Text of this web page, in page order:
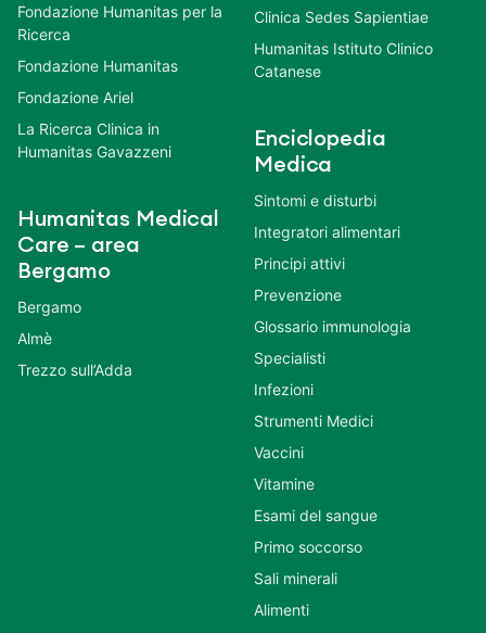
Fondazione Humanitas per la
Ricerca
Fondazione Humanitas
Fondazione Ariel
La Ricerca Clinica in
Humanitas Gavazzeni
Humanitas Medical
Care – area
Bergamo
Bergamo
Almè
Trezzo sull’Adda
Clinica Sedes Sapientiae
Humanitas Istituto Clinico
Catanese
Enciclopedia
Medica
Sintomi e disturbi
Integratori alimentari
Principi attivi
Prevenzione
Glossario immunologia
Specialisti
Infezioni
Strumenti Medici
Vaccini
Vitamine
Esami del sangue
Primo soccorso
Sali minerali
Alimenti